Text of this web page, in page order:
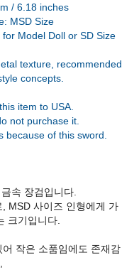
/ 6.18 inches
MSD Size
Model Doll or SD Size
texture, recommended
concepts.
item to USA.
not purchase it.
because of this sword.
속 장검입니다.
MSD 사이즈 인형에게 가
크기입니다.
작은 소품임에도 존재감